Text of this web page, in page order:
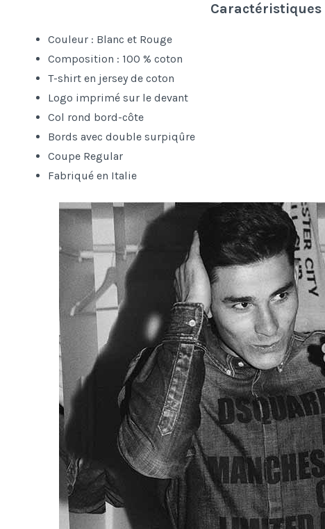
Caractéristiques
Couleur : Blanc et Rouge
Composition : 100 % coton
T-shirt en jersey de coton
Logo imprimé sur le devant
Col rond bord-côte
Bords avec double surpiqûre
Coupe Regular
Fabriqué en Italie